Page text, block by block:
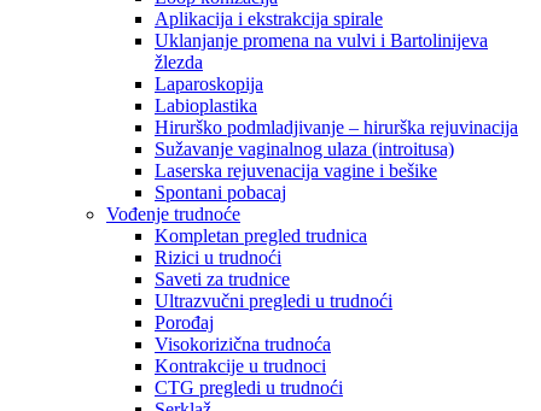
Aplikacija i ekstrakcija spirale
Uklanjanje promena na vulvi i Bartolinijeva
žlezda
Laparoskopija
Labioplastika
Hirurško podmladjivanje – hirurška rejuvinacija
Sužavanje vaginalnog ulaza (introitusa)
Laserska rejuvenacija vagine i bešike
Spontani pobacaj
Vođenje trudnoće
Kompletan pregled trudnica
Rizici u trudnoći
Saveti za trudnice
Ultrazvučni pregledi u trudnoći
Porođaj
Visokorizična trudnoća
Kontrakcije u trudnoci
CTG pregledi u trudnoći